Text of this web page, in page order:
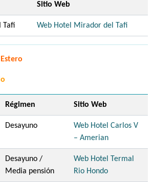
Sitio Web
Tafi Web Hotel Mirador del Tafi
Régimen Sitio Web
Desayuno
Web Hotel Carlos V
– Amerian
Desayuno /
Media pensión
Web Hotel Termal
Rio Hondo